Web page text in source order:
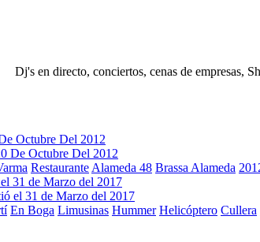
Dj's en directo, conciertos, cenas de
Octubre Del 2012
Restaurante Alameda 48 Brassa Alameda
31 de Marzo del 2017
En Boga Limusinas Hummer Helicóptero Cullera